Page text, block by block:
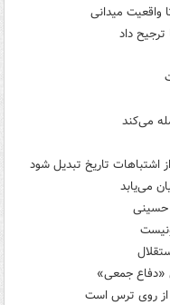
میدانی
داد
اشتباهات تاریخ تبدیل شود
می‌یابد
حسینی
«دفاع جمعی»
از روی ترس است